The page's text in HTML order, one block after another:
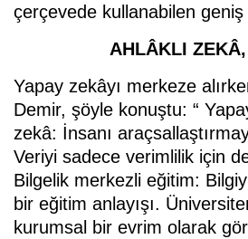
çerçevede kullanabilen
AHLÂKLI
Yapay zekâyı merkeze
Demir, şöyle konuştu: “
zekâ: İnsanı
Veriyi sadece verimlilik için
Bilgelik merkezli eğitim:
bir eğitim anlayışı.
kurumsal bir evrim olarak